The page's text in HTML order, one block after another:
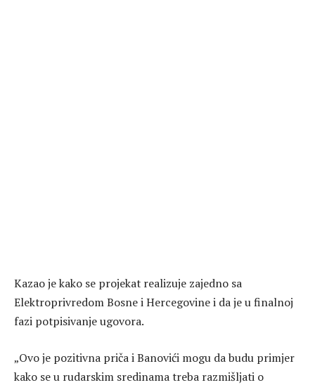
Kazao je kako se projekat realizuje zajedno sa
Elektroprivredom Bosne i Hercegovine i da je u finalnoj
fazi potpisivanje ugovora.
„Ovo je pozitivna priča i Banovići mogu da budu primjer
kako se u rudarskim sredinama treba razmišljati o